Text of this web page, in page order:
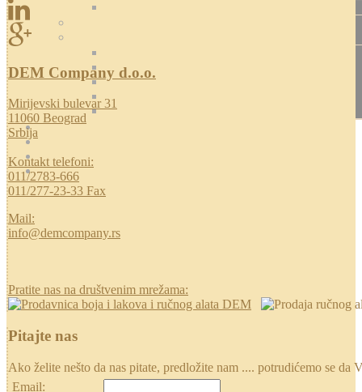
DEM Company d.o.o.
Mirijevski bulevar 31
11060 Beograd
Srbija
Kontakt telefoni:
011/2783-666
011/277-23-33 Fax
Mail:
info@demcompany.rs
Pratite nas na društvenim mrežama:
Pitajte nas
Ako želite nešto da nas pitate, predložite nam .... potrudićemo se
Email: